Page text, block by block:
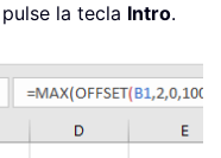
la tecla Intro.